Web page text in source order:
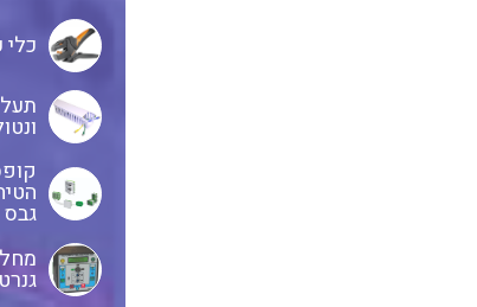
כבלים
כבלים
מנתקים
כלי
גבס